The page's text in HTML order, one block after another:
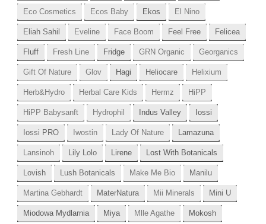
Eco Cosmetics Ecos Baby Ekos El Nino
Eliah Sahil Eveline Face Boom Feel Free Felicea
Fluff Fresh Line Fridge GRN Organic Georganics
Gift Of Nature Glov Hagi Heliocare Helixium
Herb&Hydro Herbal Care Kids Hermz HiPP
HiPP Babysanft Hydrophil Indus Valley Iossi
Iossi PRO Iwostin Lady Of Nature Lamazuna
Lansinoh Lily Lolo Lirene Lost With Botanicals
Lovish Lush Botanicals Make Me Bio Manilu
Martina Gebhardt MaterNatura Mii Minerals Mini U
Miodowa Mydlarnia Miya Mlle Agathe Mokosh